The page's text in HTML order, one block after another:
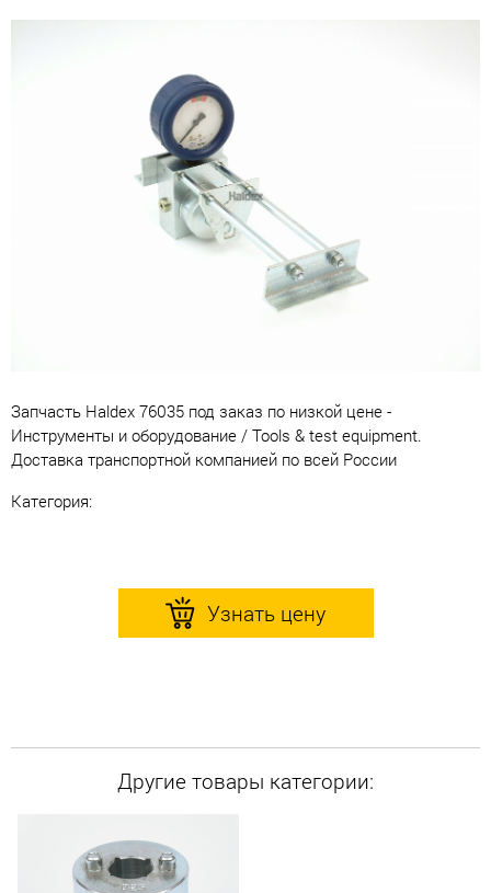
Запчасть Haldex 76035 под заказ по низкой цене -
Инструменты и оборудование / Tools & test equipment.
Доставка транспортной компанией по всей России
Категория:
Узнать цену
Другие товары категории: